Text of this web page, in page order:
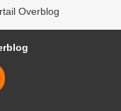
Overblog